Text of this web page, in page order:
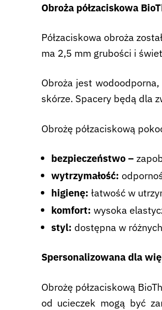
Obroża półzaciskowa
Półzaciskowa obroża
ma 2,5 mm grubości i
Obroża jest
skórze. Spacery będą dla
Obrożę półzaciskową
bezpieczeństwo –
wytrzymałość:
higienę: łatwość w
komfort: wysoka
styl: dostępna w
Spersonalizowana dla
Obrożę półzaciskową
od ucieczek mogą być